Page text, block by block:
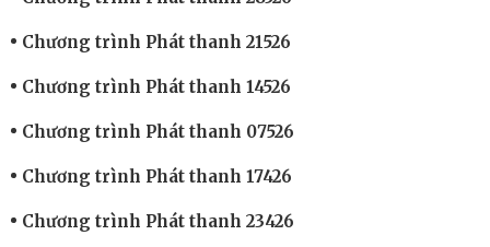
Chương trình Phát thanh 21526
Chương trình Phát thanh 14526
Chương trình Phát thanh 07526
Chương trình Phát thanh 17426
Chương trình Phát thanh 23426